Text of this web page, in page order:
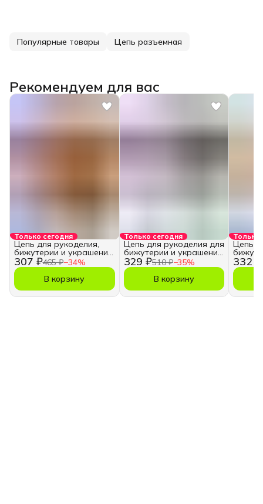
Популярные товары Цепь разъемная
Рекомендуем для вас
Только сегодня
307 ₽465 ₽−34%
Цепь для рукоделия,
бижутерии и украшений
3,5х5 мм.
В корзину
Только сегодня
329 ₽510 ₽−35%
Цепь для рукоделия для
бижутерии и украшений
5,5х7,5 мм.
В корзину
Только
332 ₽
Цепь
5,5х7,5